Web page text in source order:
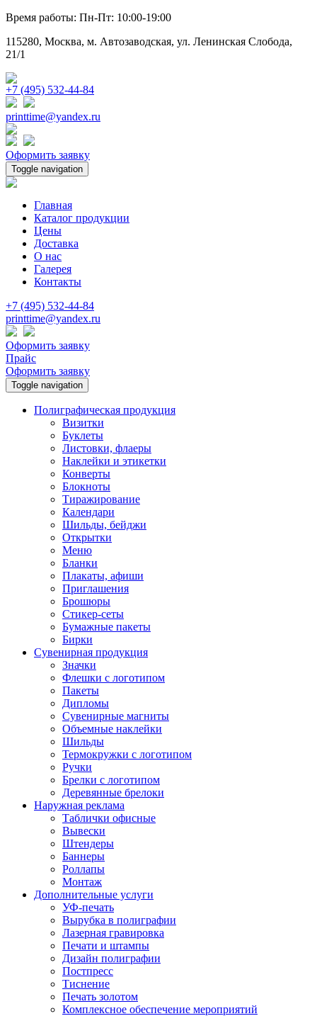
Время работы: Пн-Пт: 10:00-19:00
115280, Москва, м. Автозаводская, ул. Ленинская Слобода,
21/1
+7 (495) 532-44-84
printtime@yandex.ru
Оформить заявку
Toggle navigation
Главная
Каталог продукции
Цены
Доставка
О нас
Галерея
Контакты
+7 (495) 532-44-84
printtime@yandex.ru
Оформить заявку
Прайс
Оформить заявку
Toggle navigation
Полиграфическая продукция
Визитки
Буклеты
Листовки, флаеры
Наклейки и этикетки
Конверты
Блокноты
Тиражирование
Календари
Шильды, бейджи
Открытки
Меню
Бланки
Плакаты, афиши
Приглашения
Брошюры
Стикер-сеты
Бумажные пакеты
Бирки
Сувенирная продукция
Значки
Флешки с логотипом
Пакеты
Дипломы
Сувенирные магниты
Объемные наклейки
Шильды
Термокружки с логотипом
Ручки
Брелки с логотипом
Деревянные брелоки
Наружная реклама
Таблички офисные
Вывески
Штендеры
Баннеры
Роллапы
Монтаж
Дополнительные услуги
УФ-печать
Вырубка в полиграфии
Лазерная гравировка
Печати и штампы
Дизайн полиграфии
Постпресс
Тиснение
Печать золотом
Комплексное обеспечение мероприятий